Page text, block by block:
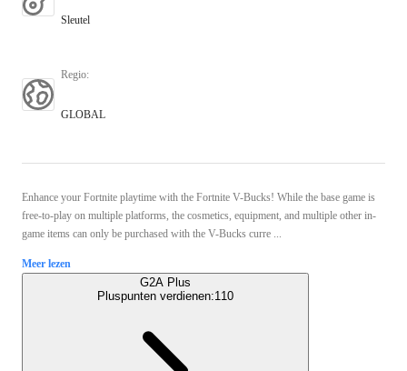
Sleutel
Regio:
GLOBAL
Enhance your Fortnite playtime with the Fortnite V-Bucks! While the base game is
free-to-play on multiple platforms, the cosmetics, equipment, and multiple other in-
game items can only be purchased with the V-Bucks curre ...
Meer lezen
G2A Plus
Pluspunten verdienen:110